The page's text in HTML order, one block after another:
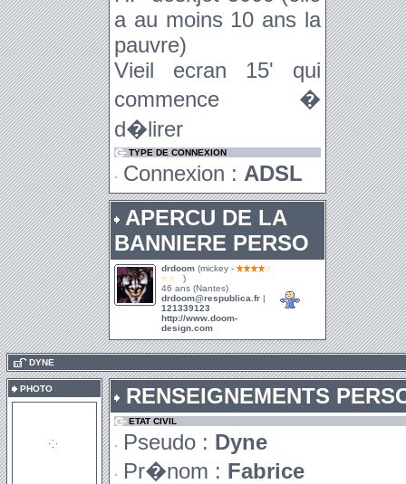
a au moins 10 ans la
pauvre)
Vieil ecran 15' qui
commence �
d�lirer
TYPE DE CONNEXION
Connexion : ADSL
APERCU DE LA
BANNIERE PERSO
drdoom (mickey -
)
46 ans (Nantes)
drdoom@respublica.fr |
121339123
http://www.doom-
design.com
DYNE
PHOTO RENSEIGNEMENTS
ETAT CIVIL
Pseudo : Dyne
Pr�nom : Fabrice